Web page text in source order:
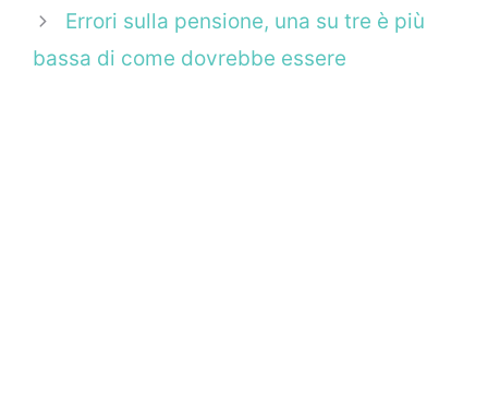
Errori sulla pensione, una su tre è più
bassa di come dovrebbe essere